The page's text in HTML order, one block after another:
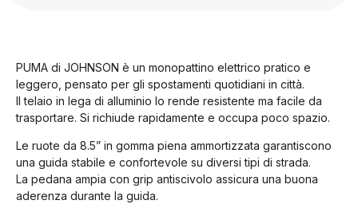
PUMA di JOHNSON è un monopattino elettrico pratico e
leggero, pensato per gli spostamenti quotidiani in città.
Il telaio in lega di alluminio lo rende resistente ma facile da
trasportare. Si richiude rapidamente e occupa poco spazio.
Le ruote da 8.5” in gomma piena ammortizzata garantiscono
una guida stabile e confortevole su diversi tipi di strada.
La pedana ampia con grip antiscivolo assicura una buona
aderenza durante la guida.